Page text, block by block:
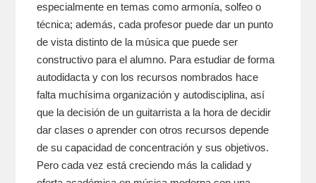
especialmente en temas como armonía, solfeo o
técnica; además, cada profesor puede dar un punto
de vista distinto de la música que puede ser
constructivo para el alumno. Para estudiar de forma
autodidacta y con los recursos nombrados hace
falta muchísima organización y autodisciplina, así
que la decisión de un guitarrista a la hora de decidir
dar clases o aprender con otros recursos depende
de su capacidad de concentración y sus objetivos.
Pero cada vez está creciendo más la calidad y